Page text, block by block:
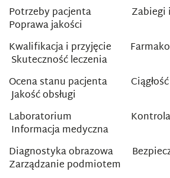
Potrzeby pacjenta Zabiegi
Poprawa jakości
Kwalifikacja i przyjęcie
Skuteczność leczenia
Ocena stanu pacjenta
Jakość obsługi
Laboratorium
Informacja medyczna
Diagnostyka obrazowa
Zarządzanie podmiotem